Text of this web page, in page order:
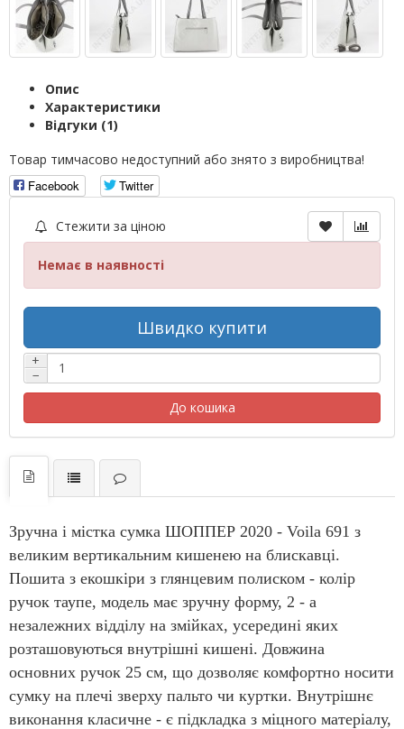
Опис
Характеристики
Відгуки (1)
Товар тимчасово недоступний або знято з виробництва!
Facebook
Twitter
Стежити за ціною
Немає в наявності
Швидко купити
+
−
До кошика
Зручна і містка сумка ШОППЕР 2020 - Voila 691 з
великим вертикальним кишенею на блискавці.
Пошита з екошкіри з глянцевим полиском - колір
ручок таупе, модель має зручну форму, 2 - а
незалежних відділу на змійках, усередині яких
розташовуються внутрішні кишені. Довжина
основних ручок 25 см, що дозволяє комфортно носити
сумку на плечі зверху пальто чи куртки. Внутрішнє
виконання класичне - є підкладка з міцного матеріалу,